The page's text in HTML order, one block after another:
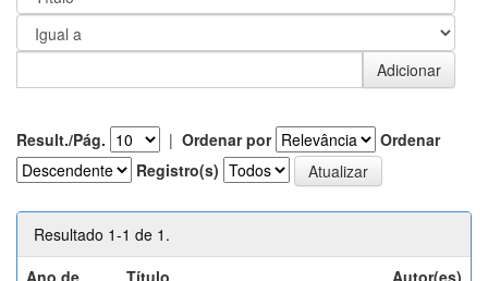
Result./Pág. | Ordenar por
Ordenar
Registro(s)
Resultado 1-1 de 1.
Ano de
Título Autor(es)